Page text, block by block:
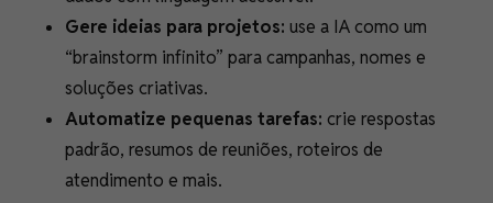
Gere ideias para projetos: use a IA como um
“brainstorm infinito” para campanhas, nomes e
soluções criativas.
Automatize pequenas tarefas: crie respostas
padrão, resumos de reuniões, roteiros de
atendimento e mais.